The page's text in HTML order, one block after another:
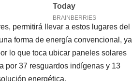
permitirá llevar a estos lugares del
forma de energía convencional, ya
lo que toca ubicar paneles solares
por 37 resguardos indígenas y 13
energética.